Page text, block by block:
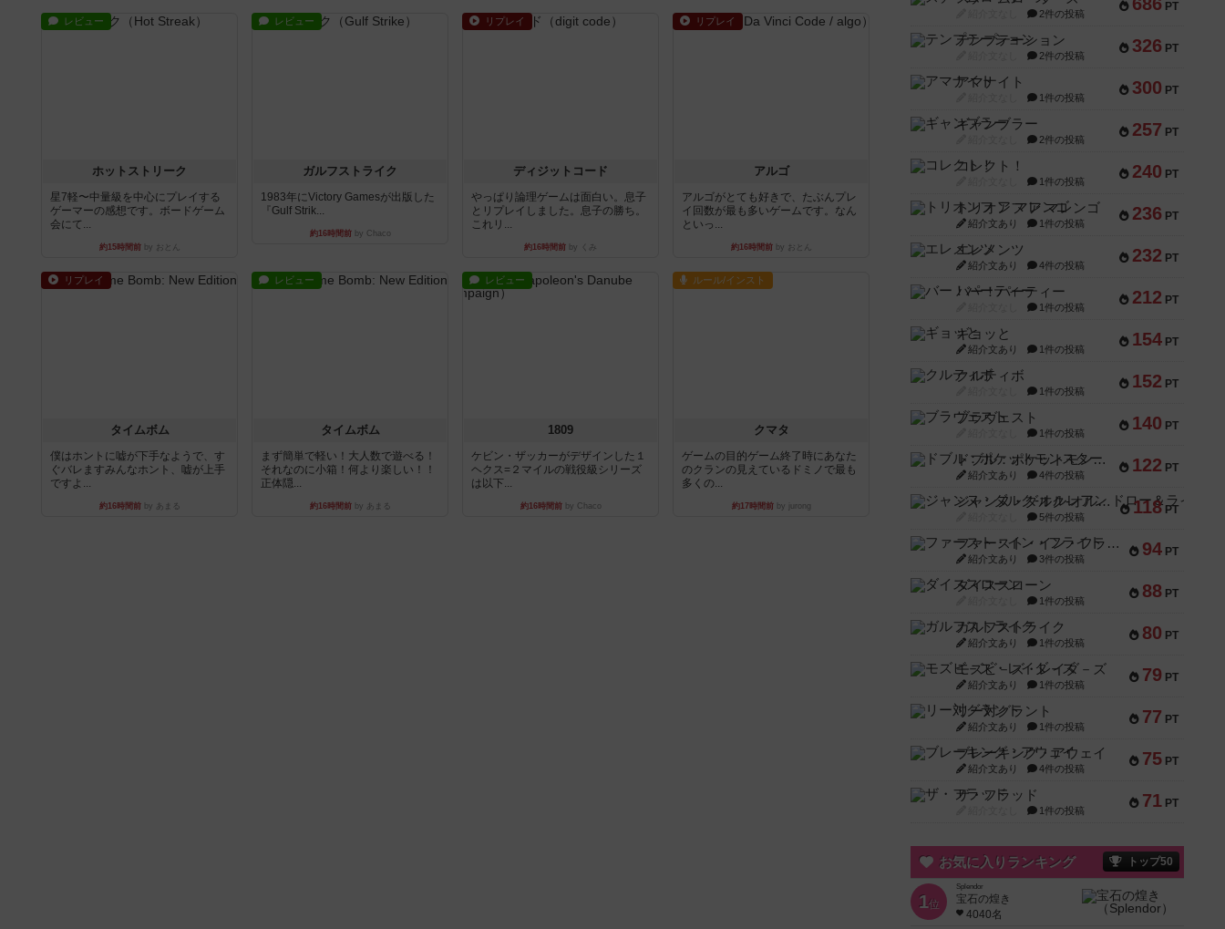
レビュー
ホットストリーク
星7軽〜中量級を中心にプレイする
ゲーマーの感想です。ボードゲーム
会にて...
約15時間前by おとん
レビュー
ガルフストライク
1983年にVictory Gamesが出版した
『Gulf Strik...
約16時間前by Chaco
リプレイ
ディジットコード
やっぱり論理ゲームは面白い。息子
とリプレイしました。息子の勝ち。
これリ...
約16時間前 by くみ
リプレイ
アルゴ
アルゴがとても好きで、たぶんプレ
イ回数が最も多いゲームです。なん
といっ...
約16時間前by おとん
リプレイ
タイムボム
僕はホントに嘘が下手なようで、す
ぐバレますみんなホント、嘘が上手
ですよ...
約16時間前by あまる
レビュー
タイムボム
まず簡単で軽い！大人数で遊べる！
それなのに小箱！何より楽しい！！
正体隠...
約16時間前by あまる
レビュー
1809
ケビン・ザッカーがデザインした１
ヘクス=２マイルの戦役級シリーズ
は以下...
約16時間前by Chaco
ルール/インスト
クマタ
ゲームの目的ゲーム終了時にあなた
のクランの見えているドミノで最も
多くの...
約17時間前by jurong
PT
2件の投稿
326 PT
テンプテーション
2件の投稿
300 PT
アマナイト
1件の投稿
257 PT
ギャンブラー
2件の投稿
240 PT
コレクト！
1件の投稿
236 PT
トリオンフ ア マレンゴ
紹介文あり 1件の投稿
232 PT
エレメンツ
紹介文あり 4件の投稿
212 PT
バー！パーティー
1件の投稿
154 PT
ギョッと
紹介文あり 1件の投稿
152 PT
クルティボ
1件の投稿
140 PT
ブラヴェスト
1件の投稿
122 PT
ドブル：ポケットモンスター
紹介文あり 4件の投稿
118 PT
ジャンヌ・ダルク-オルレアン ドロー＆ライト
5件の投稿
94 PT
ファースト・イン・フライト
紹介文あり 3件の投稿
88 PT
ダイススローン
1件の投稿
80 PT
ガルフストライク
紹介文あり 1件の投稿
79 PT
モズビ－ズ・レイダ－ズ
紹介文あり 1件の投稿
77 PT
リー対グラント
紹介文あり 1件の投稿
75 PT
ブレーキング・アウェイ
紹介文あり 4件の投稿
71 PT
ザ・フラッド
1件の投稿
お気に入りランキング トップ50
1位
Splendor
宝石の煌き
4040名